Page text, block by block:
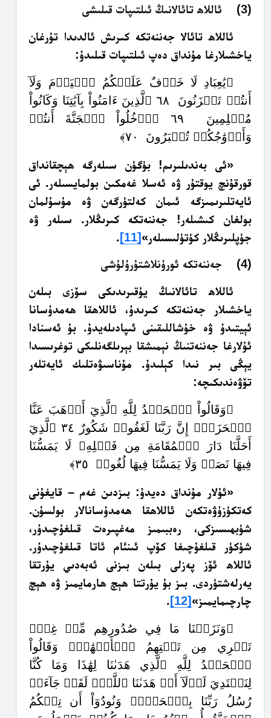
(3) ئاللاھ تائالانىڭ ئىلتىپات قىلىشى
ئاللاھ تائالا جەننەتكە كىرىش ئالدىدا تۇرغان
ياخشىلارغا مۇنداق دەپ ئىلتىپات قىلىدۇ:
﴿يَٰعِبَادِ لَا خَوۡفٌ عَلَيۡكُمُ ٱلۡيَوۡمَ وَلَآ
أَنتُمۡ تَحۡزَنُونَ ٦٨ ٱلَّذِينَ ءَامَنُواْ بِآيَٰتِنَا وَكَانُواْ
مُسۡلِمِينَ ٦٩ ٱدۡخُلُواْ ٱلۡجَنَّةَ أَنتُمۡ
وَأَزۡوَٰجُكُمۡ تُحۡبَرُونَ ٧٠﴾
«ئى بەندىلىرىم! بۈگۈن سىلەرگە ھېچقانداق
قورقۇنچ يوقتۇر ۋە ئەسلا غەمكىن بولمايسىلەر.‏ ئى
ئايەتلىرىمىزگە ئىمان كەلتۈرگەن ۋە مۇسۇلمان
بولغان كىشىلەر!‏ جەننەتكە كىرىڭلار. سىلەر ۋە
جۈپلىرىڭلار كۈتۈلىسىلەر» [11]
.‏
(4) جەننەتكە ئورۇنلاشتۇرۇلۇشى
ئاللاھ تائالانىڭ يۇقىرىدىكى سۆزى بىلەن
ياخشىلار جەننەتكە كىرىدۇ، ئاللاھقا ھەمدۇسانا
ئېيتىدۇ ۋە خۇشاللىقىنى ئىپادىلەيدۇ. بۇ ئەسنادا
ئۇلارغا جەننەتنىڭ نېمىشقا بېرىلگەنلىكى توغرىسىدا
يېڭى بىر نىدا كېلىدۇ. مۇناسىۋەتلىك ئايەتلەر
تۆۋەندىكىچە:
﴿وَقَالُواْ ٱلۡحَمۡدُ لِلَّهِ ٱلَّذِيٓ أَذۡهَبَ عَنَّا
ٱلۡحَزَنَۖ إِنَّ رَبَّنَا لَغَفُورٞ شَكُورٌ ٣٤ ٱلَّذِيٓ
أَحَلَّنَا دَارَ ٱلۡمُقَامَةِ مِن فَضۡلِهِۦ لَا يَمَسُّنَا
فِيهَا نَصَبٞ وَلَا يَمَسُّنَا فِيهَا لُغُوبٞ ٣٥﴾
«ئۇلار مۇنداق دەيدۇ: بىزدىن غەم – قايغۇنى
كەتكۈزۈۋەتكەن ئاللاھقا ھەمدۇسانالار بولسۇن.
شۈبھىسىزكى، رەببىمىز مەغپىرەت قىلغۇچىدۇر،
شۈكۈر قىلغۇچىغا كۆپ ئىنئام ئاتا قىلغۇچىدۇر.‏
ئاللاھ ئۆز پەزلى بىلەن بىزنى ئەبەدىي يۇرتقا
يەرلەشتۈردى. بىز بۇ يۇرتتا ھېچ ھارمايمىز ۋە ھېچ
چارچىمايمىز»‏ [12]
.‏
﴿وَنَزَعۡنَا مَا فِي صُدُورِهِم مِّنۡ غِلّٖ
تَجۡرِي مِن تَحۡتِهِمُ ٱلۡأَنۡهَٰرُۖ وَقَالُواْ
ٱلۡحَمۡدُ لِلَّهِ ٱلَّذِي هَدَىٰنَا لِهَٰذَا وَمَا كُنَّا
لِنَهۡتَدِيَ لَوۡلَآ أَنۡ هَدَىٰنَا ٱللَّهُۖ لَقَدۡ جَآءَتۡ
رُسُلُ رَبِّنَا بِٱلۡحَقِّۖ وَنُودُوٓاْ أَن تِلۡكُمُ